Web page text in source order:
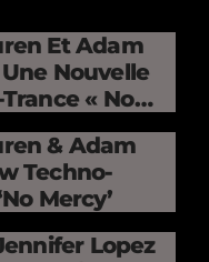
Et Adam
Nouvelle
« No
& Adam
Techno-
Mercy’
Lopez